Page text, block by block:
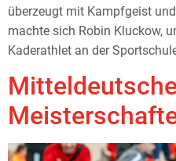
überzeugt mit Kampfgeist
machte sich Robin Kluckow,
Kaderathlet an der